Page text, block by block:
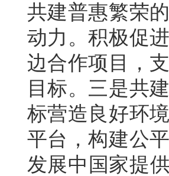
共建普惠繁荣
动力。积极促
边合作项目，
目标。三是共
标营造良好环
平台，构建公
发展中国家提